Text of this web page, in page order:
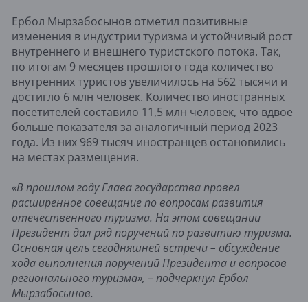
Ербол Мырзабосынов отметил позитивные
изменения в индустрии туризма и устойчивый рост
внутреннего и внешнего туристского потока. Так,
по итогам 9 месяцев прошлого года количество
внутренних туристов увеличилось на 562 тысячи и
достигло 6 млн человек. Количество иностранных
посетителей составило 11,5 млн человек, что вдвое
больше показателя за аналогичный период 2023
года. Из них 969 тысяч иностранцев остановились
на местах размещения.
«В прошлом году Глава государства провел
расширенное совещание по вопросам развития
отечественного туризма. На этом совещании
Президент дал ряд поручений по развитию туризма.
Основная цель сегодняшней встречи – обсуждение
хода выполнения поручений Президента и вопросов
регионального туризма», – подчеркнул Ербол
Мырзабосынов.